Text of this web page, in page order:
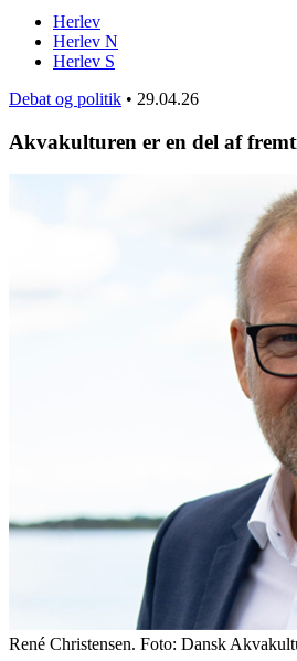
Herlev
Herlev N
Herlev S
Debat og politik • 29.04.26
Akvakulturen er en del af
René Christensen. Foto: Dansk